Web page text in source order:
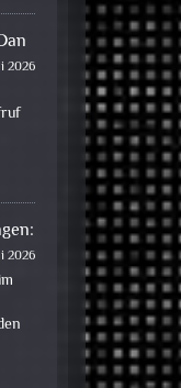
2026
2026